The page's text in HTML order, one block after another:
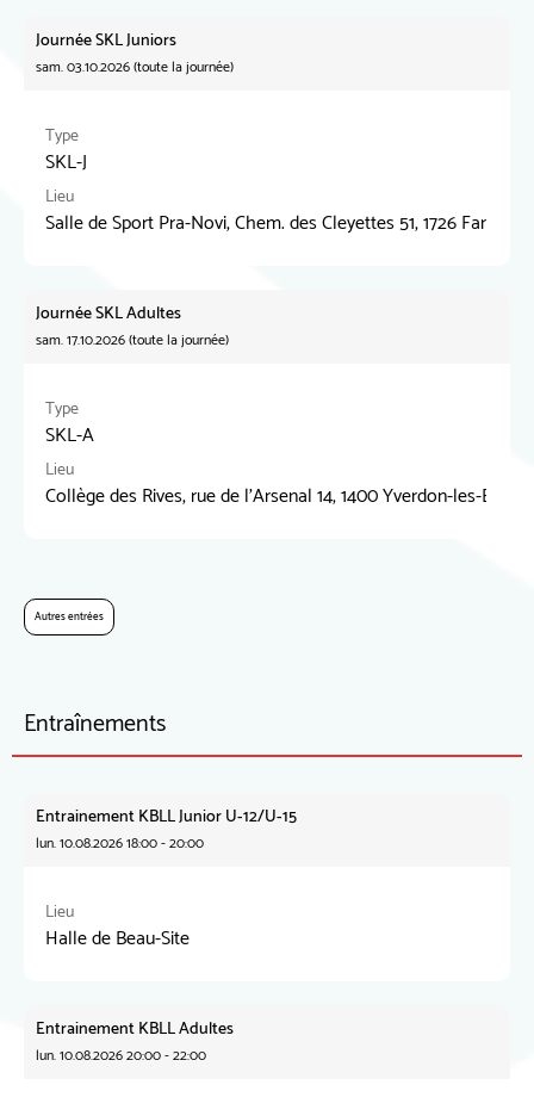
Journée SKL Juniors
sam. 03.10.2026 (toute la journée)
Type
SKL-J
Lieu
Salle de Sport Pra-Novi, Chem. des Cleyettes 51, 1726 Farvagny
Journée SKL Adultes
sam. 17.10.2026 (toute la journée)
Type
SKL-A
Lieu
Collège des Rives, rue de l'Arsenal 14, 1400 Yverdon-les-Bains
Autres entrées
Entraînements
Entrainement KBLL Junior U-12/U-15
lun. 10.08.2026 18:00 - 20:00
Lieu
Halle de Beau-Site
Entrainement KBLL Adultes
lun. 10.08.2026 20:00 - 22:00